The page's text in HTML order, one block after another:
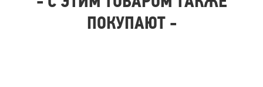
ПОКУПАЮТ -